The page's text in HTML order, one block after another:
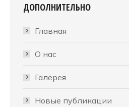
ДОПОЛНИТЕЛЬНО
Главная
О нас
Галерея
Новые публикации